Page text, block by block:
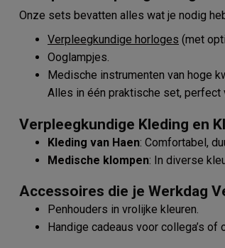
Onze sets bevatten alles wat je nodig
Verpleegkundige horloges (met
Ooglampjes.
Medische instrumenten van hoge
Alles in één praktische set,
Verpleegkundige Kleding en
Kleding van Haen: Comfortabel,
Medische klompen: In diverse
Accessoires die je Werkdag
Penhouders in vrolijke kleuren.
Handige cadeaus voor collega’s of